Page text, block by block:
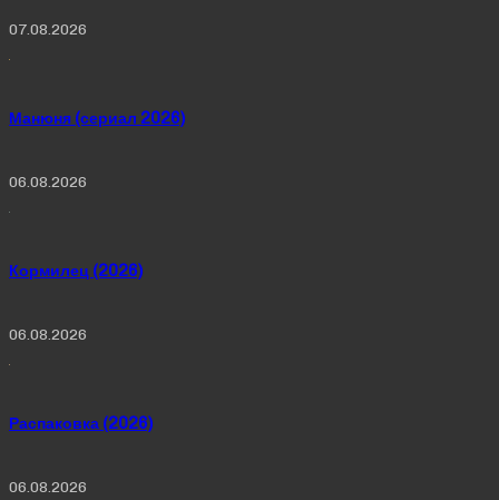
07.08.2026
Манюня (сериал 2026)
06.08.2026
Кормилец (2026)
06.08.2026
Распаковка (2026)
06.08.2026